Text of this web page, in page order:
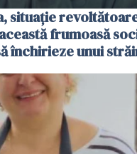
situație
frumoasă
închirieze unui